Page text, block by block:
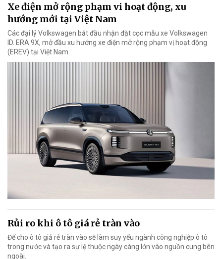
Xe điện mở rộng phạm vi hoạt động, xu
hướng mới tại Việt Nam
Các đại lý Volkswagen bắt đầu nhận đặt cọc mẫu xe Volkswagen
ID. ERA 9X, mở đầu xu hướng xe điện mở rộng phạm vị hoạt động
(EREV) tại Việt Nam.
Rủi ro khi ô tô giá rẻ tràn vào
Để cho ô tô giả rẻ tràn vào sẽ làm suy yếu ngành công nghiệp ô tô
trong nước và tạo ra sự lệ thuộc ngày càng lớn vào nguồn cung bên
ngoài.